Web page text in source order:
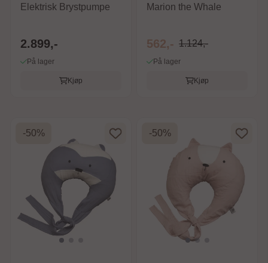
Elektrisk Brystpumpe
2.899,-
På lager
Kjøp
Marion the Whale
562,- 1.124,-
På lager
Kjøp
-50% -50%